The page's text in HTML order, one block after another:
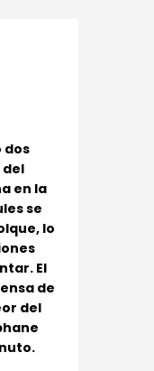
dos
del
en la
se
lo
El
de
del